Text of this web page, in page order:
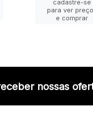
cadastre-se
para ver
e comprar
nossas